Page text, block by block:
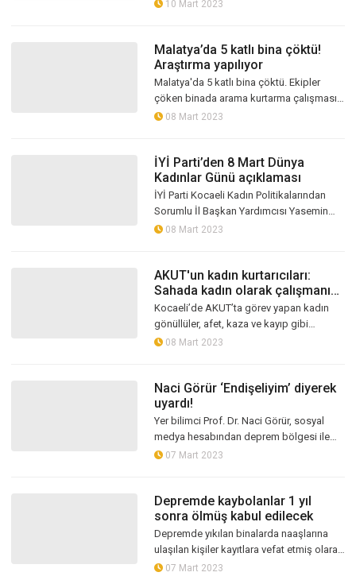
10 Mart 2023
Malatya’da 5 katlı bina çöktü!
Araştırma yapılıyor
Malatya'da 5 katlı bina çöktü. Ekipler
çöken binada arama kurtarma çalışması
başlattı. Enkazda canlı olup olmadığının
08 Mart 2023
İYİ Parti’den 8 Mart Dünya
Kadınlar Günü açıklaması
İYİ Parti Kocaeli Kadın Politikalarından
Sorumlu İl Başkan Yardımcısı Yasemin
Met, depremden etkilenen tüm kadınlar ve
08 Mart 2023
AKUT'un kadın kurtarıcıları:
Sahada kadın olarak çalışmanın
sosyolojik avantajı var
Kocaeli’de AKUT’ta görev yapan kadın
gönüllüler, afet, kaza ve kayıp gibi
vakalarda en zorlu görevleri büyük bir
08 Mart 2023
Naci Görür ‘Endişeliyim’ diyerek
uyardı!
Yer bilimci Prof. Dr. Naci Görür, sosyal
medya hesabından deprem bölgesi ile
ilgili uyarılarda bulundu.
07 Mart 2023
Depremde kaybolanlar 1 yıl
sonra ölmüş kabul edilecek
Depremde yıkılan binalarda naaşlarına
ulaşılan kişiler kayıtlara vefat etmiş olarak
geçerken, enkazlarda ulaşılamayan kişiler
07 Mart 2023